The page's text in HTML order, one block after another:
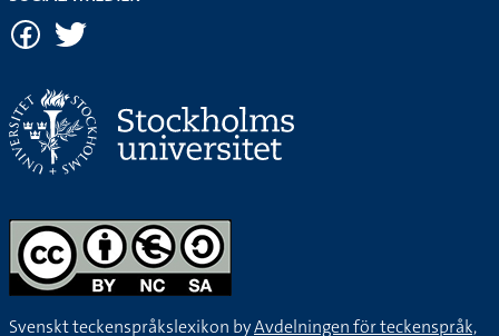
Svenskt teckenspråkslexikon byAvdelningen för teckenspråk,